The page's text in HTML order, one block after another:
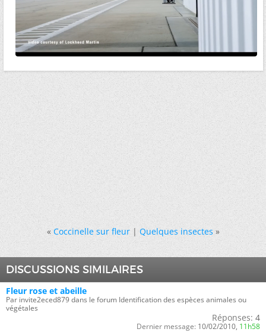
« Coccinelle sur fleur|Quelques insectes »
DISCUSSIONS SIMILAIRES
Fleur rose et abeille
Par invite2eced879 dans le forum Identification des espèces animales ou
végétales
Réponses: 4
Dernier message: 10/02/2010, 11h58